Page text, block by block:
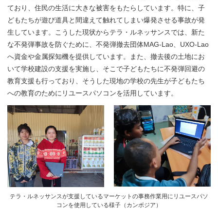
ており、住民の生活に大きな被害をもたらしています。特に、子
どもたちが遊び道具と間違えて触れてしまい爆発させる事故が発
生しています。こうした現状からテラ・ルネッサンスでは、新た
な不発弾事故を防ぐために、不発弾撤去団体MAG-Lao、UXO-Lao
へ資金や金属探知機を提供しています。また、撤去後の土地にお
いて学校建設の支援を実施し、そこで子どもたちに不発弾回避の
教育支援も行っており、そうした現地の学校の先生が子どもたち
への教育のためにリユースパソコンを活用しています。
テラ・ルネッサンスが支援しているマーケットの事務作業用にリユースパソ
コンを使用している様子（カンボジア）